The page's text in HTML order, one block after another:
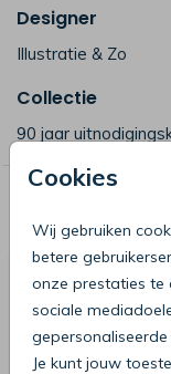
Cookies
Wij gebruiken
betere
onze prestaties te
sociale
gepersonaliseerde
Je kunt jouw
Designer
Illustratie & Zo
Collectie
90 jaar
voor je